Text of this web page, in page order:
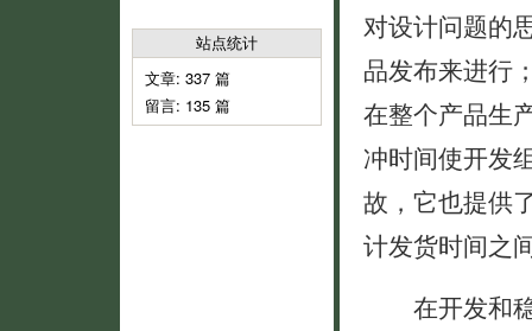
站点统计
文章: 337 篇
留言: 135 篇
对设计问题的
品发布来进行
在整个产品生
冲时间使开发
故，它也提供
计发货时间之
在开发和稳